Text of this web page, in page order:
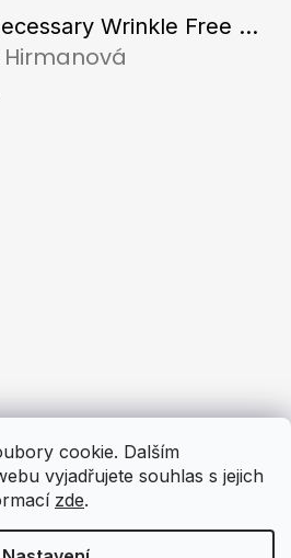
cookie. Dalším
vyjadřujete souhlas s jejich
zde.
VELLA Necessary Wrinkle Free Ampoule - Protivrásková ampule s kolagenovými vlákny a zlatým práškem 50 ml
je 5 z 5 hvězdiček.
Hirmanová
údajů